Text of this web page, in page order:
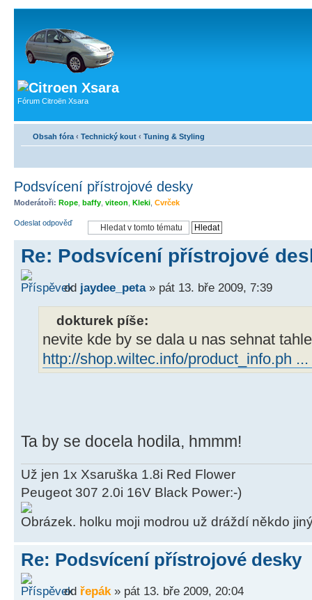
Fórum Citroën Xsara
Obsah fóra ‹ Technický kout ‹ Tuning & Styling
Podsvícení přístrojové desky
Moderátoři: Rope baffy viteon Kleki Cvrček
Odeslat odpověď
Re: Podsvícení přístrojové
od jaydee_peta» pát 13. bře 2009, 7:39
dokturek píše:
nevite kde by se dala u nas sehnat
http://shop.wiltec.info/product_info.ph
Ta by se docela hodila, hmmm!
Už jen 1x Xsaruška 1.8i Red Flower
Peugeot 307 2.0i 16V Black Power:-)
... holku moji modrou už dráždí někdo
Re: Podsvícení přístrojové desky
od řepák» pát 13. bře 2009, 20:04